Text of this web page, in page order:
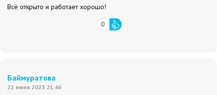
Всё открыто и работает хорошо!
0
Баймуратова
22 июня 2023 21:46